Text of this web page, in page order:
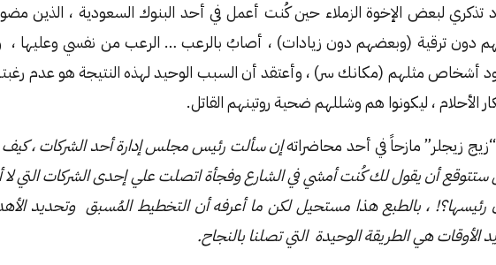
دون ترقية (وبعضهم دون زيادات) ، أصابُ بالرعب … الرعب من نفسي وعليها ،
أشخاص مثلهم (مكانك سر) ، وأعتقد أن السبب الوحيد لهذه النتيجة هو عدم
الأحلام ، ليكونوا هم وشللهم ضحية روتينهم القاتل.
زيجلر” مازحاً في أحد محاضراتهإن سألت رئيس مجلس إدارة أحد الشركات ،
أن يقول لك كُنت أمشي في الشارع وفجأة اتصلت علي إحدى الشركات التي لا
رئيسها؟! ، بالطبع هذا مستحيل لكن ما أعرفه أن التخطيط المُسبق وتحديد
الأوقات هي الطريقة الوحيدة التي تصلنا بالنجاح.